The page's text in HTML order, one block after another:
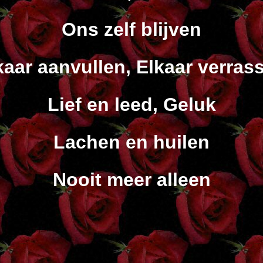
Ons zelf blijven
aanvullen, Elkaar
Lief en leed, Geluk
Lachen en huilen
Nooit meer alleen